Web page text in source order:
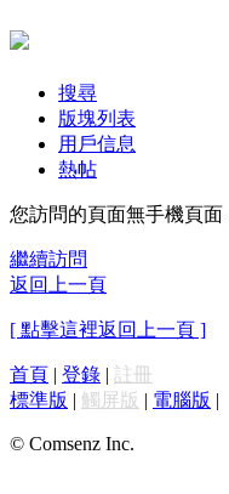
搜尋
版塊列表
用戶信息
熱帖
您訪問的頁面無手機頁面
繼續訪問
返回上一頁
[ 點擊這裡返回上一頁 ]
首頁 | 登錄 | 註冊
標準版 | 觸屏版 | 電腦版 |
© Comsenz Inc.